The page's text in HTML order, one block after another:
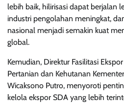
lebih baik, hilirisasi dapat berjalan
industri pengolahan meningkat,
nasional menjadi semakin kuat
global.
Kemudian, Direktur Fasilitasi
Pertanian dan Kehutanan
Wicaksono Putro, menyoroti
kelola ekspor SDA yang lebih